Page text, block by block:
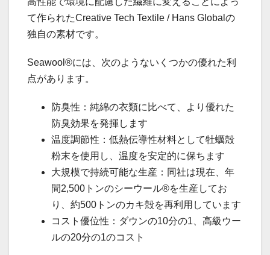
て作られたCreative Tech Textile / Hans Globalの
独自の素材です。
Seawool®には、次のようないくつかの優れた利
点があります。
防臭性：純綿の衣類に比べて、より優れた
防臭効果を発揮します
温度調節性：低熱伝導性材料として牡蠣殻
粉末を使用し、温度を安定的に保ちます
大規模で持続可能な生産：同社は現在、年
間2,500トンのシーウール®を生産してお
り、約500トンのカキ殻を再利用しています
コスト優位性：ダウンの10分の1、高級ウー
ルの20分の1のコスト